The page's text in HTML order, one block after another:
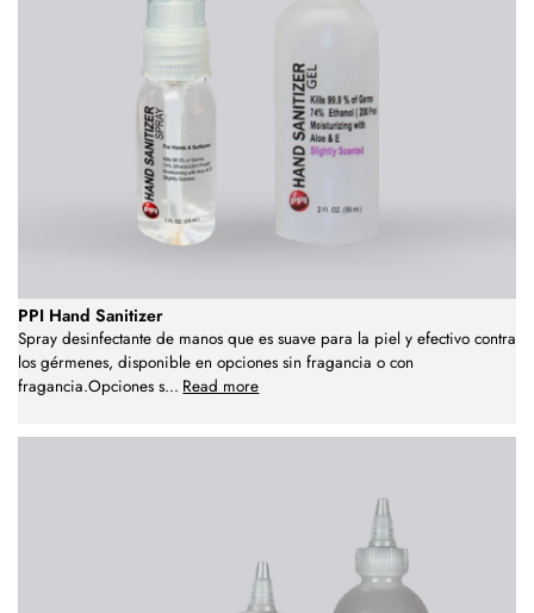
PPI Hand Sanitizer
Spray desinfectante de manos que es suave para la piel y efectivo contra
los gérmenes, disponible en opciones sin fragancia o con
fragancia.Opciones s... Read more